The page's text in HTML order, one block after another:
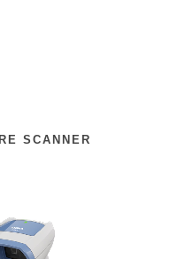
SCANNER